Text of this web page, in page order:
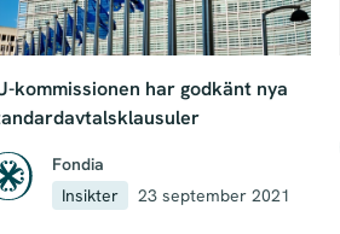
kommissionen har godkänt nya
Fondia
Insikter
23 september 2021